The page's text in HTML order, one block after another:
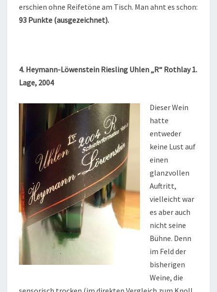
erschien ohne Reifetöne am Tisch. Man ahnt es schon:
93 Punkte (ausgezeichnet).
4. Heymann-Löwenstein Riesling Uhlen „R“ Rothlay 1.
Lage, 2004
Dieser Wein
hatte
entweder
keine Lust auf
einen
glanzvollen
Auftritt,
vielleicht war
es aber auch
nicht seine
Bühne. Denn
im Feld der
bisherigen
Weine, die